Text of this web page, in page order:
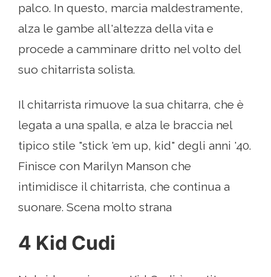
palco. In questo, marcia maldestramente,
alza le gambe all'altezza della vita e
procede a camminare dritto nel volto del
suo chitarrista solista.
Il chitarrista rimuove la sua chitarra, che è
legata a una spalla, e alza le braccia nel
tipico stile "stick 'em up, kid" degli anni '40.
Finisce con Marilyn Manson che
intimidisce il chitarrista, che continua a
suonare. Scena molto strana
4 Kid Cudi